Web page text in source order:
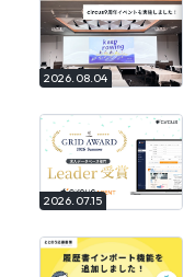
2026.08.04
2026.07.15